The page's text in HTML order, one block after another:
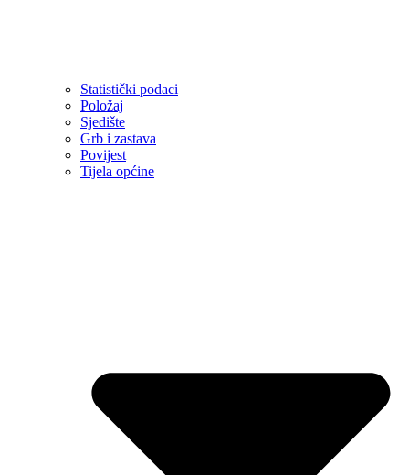
Statistički podaci
Položaj
Sjedište
Grb i zastava
Povijest
Tijela općine